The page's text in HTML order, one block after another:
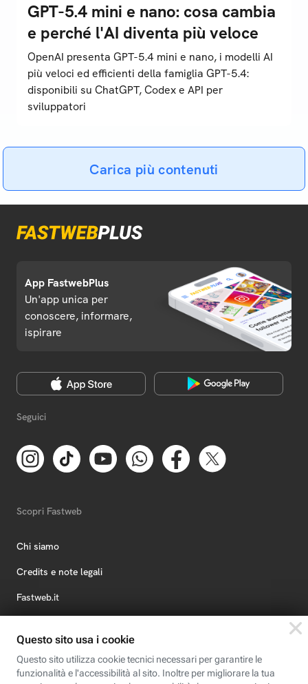
GPT-5.4 mini e nano: cosa cambia
e perché l'AI diventa più veloce
OpenAI presenta GPT-5.4 mini e nano, i modelli AI
più veloci ed efficienti della famiglia GPT-5.4:
disponibili su ChatGPT, Codex e API per
sviluppatori
Carica più contenuti
App FastwebPlus
Un'app unica per
conoscere, informare,
ispirare
Seguici
Scopri Fastweb
Chi siamo
Credits e note legali
Fastweb.it
Fastweb Digital Academy